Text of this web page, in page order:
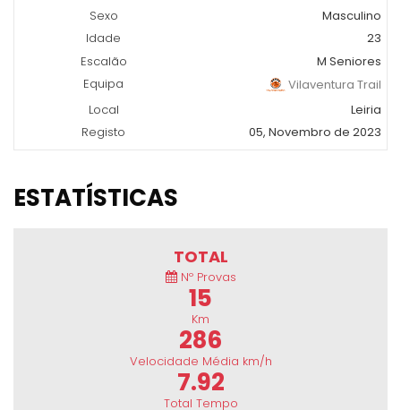
Sexo
Masculino
Idade
23
Escalão
M Seniores
Equipa
Vilaventura Trail
Local
Leiria
Registo
05, Novembro de 2023
ESTATÍSTICAS
TOTAL
Nº Provas
15
Km
286
Velocidade Média km/h
7.92
Total Tempo